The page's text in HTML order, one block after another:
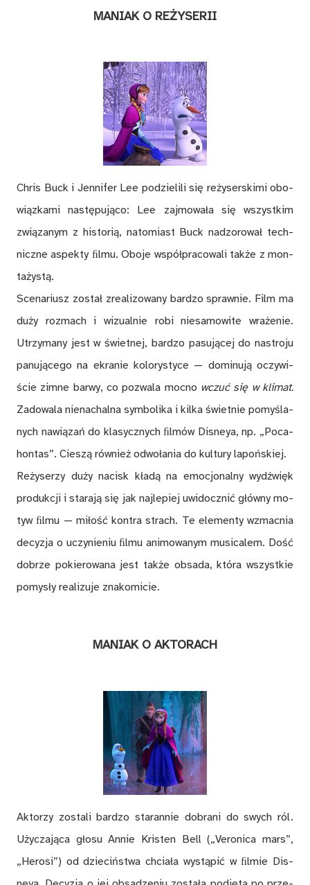
MA­NIAK O RE­ŻY­SE­RII
Chris Buck i Jen­ni­fer Lee po­dzie­li­li się re­ży­ser­ski­mi obo­
wiąz­ka­mi na­stę­pu­ją­co: Lee zaj­mo­wa­ła się wszyst­kim
zwią­za­nym z hi­sto­rią, na­to­miast Buck nad­zo­ro­wał tech­
nicz­ne aspek­ty ﬁl­mu. Obo­je współ­pra­co­wa­li tak­że z mon­
ta­ży­stą.
Sce­na­riusz zo­stał zre­ali­zo­wa­ny bar­dzo spraw­nie. Film ma
du­ży roz­mach i wi­zu­al­nie robi nie­sa­mo­wi­te wra­że­nie.
Utrzy­ma­ny jest w świet­nej, bar­dzo pa­su­ją­cej do na­stro­ju
pa­nu­ją­ce­go na ekra­nie ko­lo­ry­sty­ce — do­mi­nu­ją oczy­wi­
ście zim­ne bar­wy, co po­zwa­la moc­no wczuć się w kli­mat.
Za­do­wa­la nie­na­chal­na sym­bo­li­ka i kil­ka świet­nie po­my­śla­
nych na­wią­zań do kla­sycz­nych ﬁl­mów Di­sneya, np. „Po­ca­
hon­tas”. Cie­szą rów­nież od­wo­ła­nia do kul­tu­ry la­poń­skiej.
Re­ży­se­rzy du­ży na­cisk kła­dą na emo­cjo­nal­ny wy­dźwięk
pro­duk­cji i sta­ra­ją się jak naj­le­piej uwi­docz­nić głów­ny mo­
tyw ﬁl­mu — mi­łość kon­tra strach. Te ele­men­ty wzmac­nia
de­cy­zja o uczy­nie­niu ﬁl­mu ani­mo­wa­nym mu­si­ca­lem. Dość
do­brze po­kie­ro­wa­na jest tak­że ob­sa­da, któ­ra wszyst­kie
po­my­sły re­ali­zu­je zna­ko­mi­cie.
MA­NIAK O AK­TO­RACH
Ak­to­rzy zo­sta­li bar­dzo sta­ran­nie do­bra­ni do swych ról.
Uży­cza­ją­ca gło­su An­nie Kris­ten Bell („Ve­ro­ni­ca mars”,
„He­ro­si”) od dzie­ciń­stwa chcia­ła wy­stą­pić w ﬁl­mie Dis­